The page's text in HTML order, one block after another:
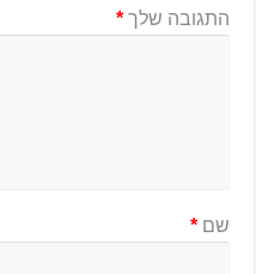
התגובה שלך*
שם*